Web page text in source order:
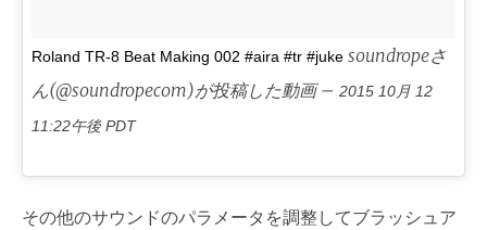
Roland TR-8 Beat Making 002 #aira #tr #juke soundropeさ
ん(@soundropecom)が投稿した動画 – 2015 10月 12
11:22午後 PDT
その他のサウンドのパラメータを調整してブラッシュア